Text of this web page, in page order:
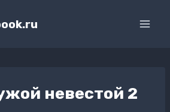
невестой 2